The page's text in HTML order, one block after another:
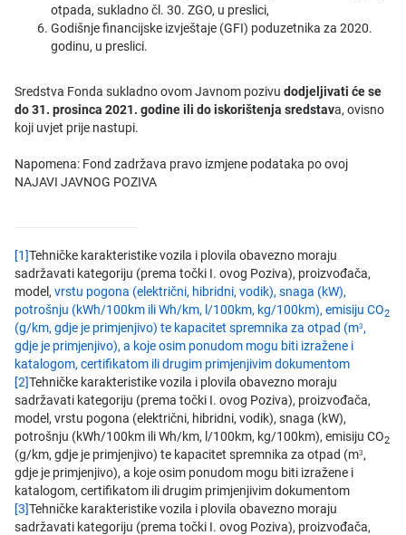
otpada, sukladno čl. 30. ZGO, u preslici,
Godišnje financijske izvještaje (GFI) poduzetnika za 2020.
godinu, u preslici.
Sredstva Fonda sukladno ovom Javnom pozivu dodjeljivati će se
do 31. prosinca 2021. godine ili do iskorištenja sredstava, ovisno
koji uvjet prije nastupi.
Napomena: Fond zadržava pravo izmjene podataka po ovoj
NAJAVI JAVNOG POZIVA
[1]Tehničke karakteristike vozila i plovila obavezno moraju
sadržavati kategoriju (prema točki I. ovog Poziva), proizvođača,
model, vrstu pogona (električni, hibridni, vodik), snaga (kW),
potrošnju (kWh/100km ili Wh/km, l/100km, kg/100km), emisiju CO2
(g/km, gdje je primjenjivo) te kapacitet spremnika za otpad (m3 ,
gdje je primjenjivo), a koje osim ponudom mogu biti izražene i
katalogom, certifikatom ili drugim primjenjivim dokumentom
[2]Tehničke karakteristike vozila i plovila obavezno moraju
sadržavati kategoriju (prema točki I. ovog Poziva), proizvođača,
model, vrstu pogona (električni, hibridni, vodik), snaga (kW),
potrošnju (kWh/100km ili Wh/km, l/100km, kg/100km), emisiju CO2
(g/km, gdje je primjenjivo) te kapacitet spremnika za otpad (m3 ,
gdje je primjenjivo), a koje osim ponudom mogu biti izražene i
katalogom, certifikatom ili drugim primjenjivim dokumentom
[3]Tehničke karakteristike vozila i plovila obavezno moraju
sadržavati kategoriju (prema točki I. ovog Poziva), proizvođača,